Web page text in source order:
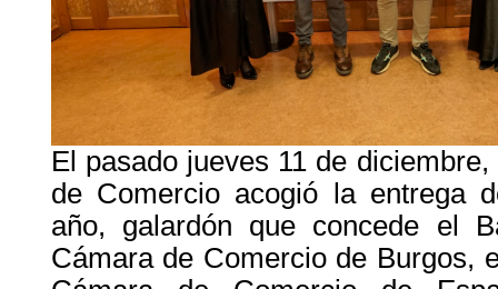
El pasado jueves 11 de
de Comercio acogió la entrega
año, galardón que concede el
Cámara de Comercio de Burgos,